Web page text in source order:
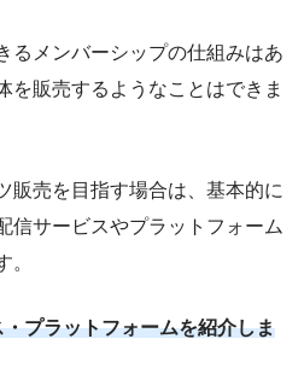
るメンバーシップの仕組みはあ
を販売するようなことはできま
販売を目指す場合は、基本的に
信サービスやプラットフォーム
。
プラットフォームを紹介しま